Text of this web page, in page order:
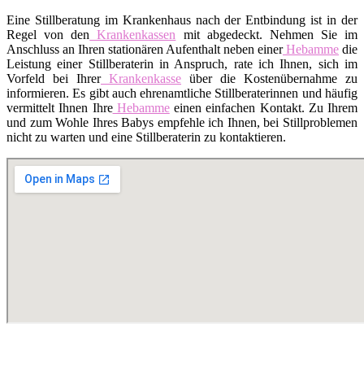
Eine Stillberatung im Krankenhaus nach der Entbindung ist in der
Regel von den Krankenkassen mit abgedeckt. Nehmen Sie im
Anschluss an Ihren stationären Aufenthalt neben einerHebamme die
Leistung einer Stillberaterin in Anspruch, rate ich Ihnen, sich im
Vorfeld bei IhrerKrankenkasse über die Kostenübernahme zu
informieren. Es gibt auch ehrenamtliche Stillberaterinnen und häufig
vermittelt Ihnen IhreHebammeeinen einfachen Kontakt. Zu Ihrem
und zum Wohle Ihres Babys empfehle ich Ihnen, bei Stillproblemen
nicht zu warten und eine Stillberaterin zu kontaktieren.